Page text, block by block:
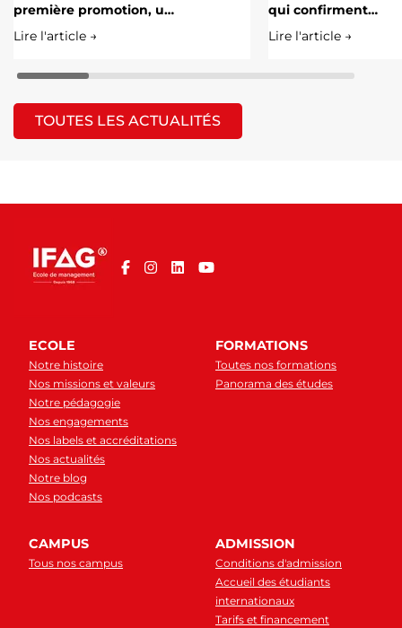
première promotion, u…
Lire l'article →
qui confirment…
Lire l'article →
TOUTES LES ACTUALITÉS
ECOLE
Notre histoire
Nos missions et valeurs
Notre pédagogie
Nos engagements
Nos labels et accréditations
Nos actualités
Notre blog
Nos podcasts
FORMATIONS
Toutes nos formations
Panorama des études
CAMPUS
Tous nos campus
ADMISSION
Conditions d'admission
Accueil des étudiants
internationaux
Tarifs et financement